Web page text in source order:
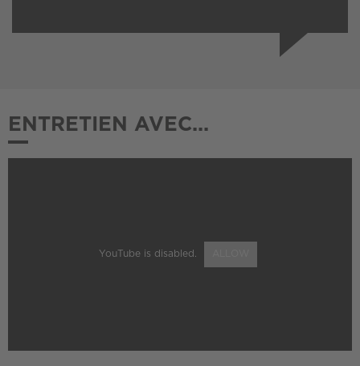
ENTRETIEN AVEC...
YouTube is disabled.